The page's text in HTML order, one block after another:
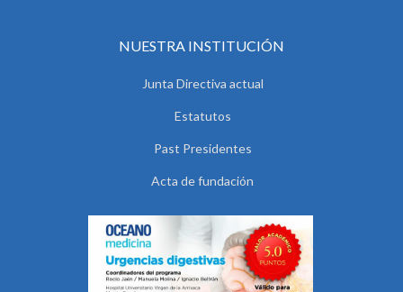
NUESTRA INSTITUCIÓN
Junta Directiva actual
Estatutos
Past Presidentes
Acta de fundación